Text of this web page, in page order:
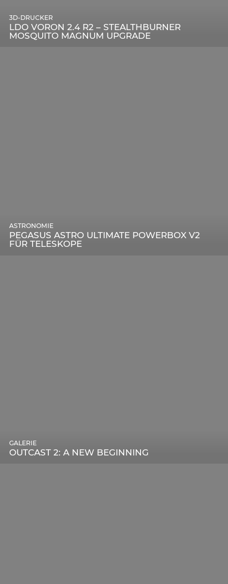
LDO VORON 2.4 R2 – STEALTHBURNER
MOSQUITO MAGNUM UPGRADE
3D-DRUCKER
PEGASUS ASTRO ULTIMATE POWERBOX V2
FÜR TELESKOPE
ASTRONOMIE
OUTCAST 2: A NEW BEGINNING
GALERIE